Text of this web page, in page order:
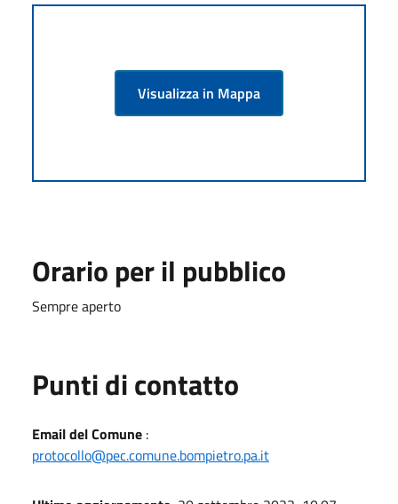
Visualizza in Mappa
Orario per il pubblico
Sempre aperto
Punti di contatto
Email del Comune :
protocollo@pec.comune.bompietro.pa.it